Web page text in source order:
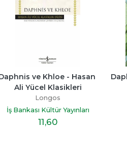
Esra Ezmeci
Destek Yayınları
Senden
Miraç
ve Khloe - Hasan
Ali Yücel Klasikleri
Longos
İş Bankası Kültür Yayınları
11,60